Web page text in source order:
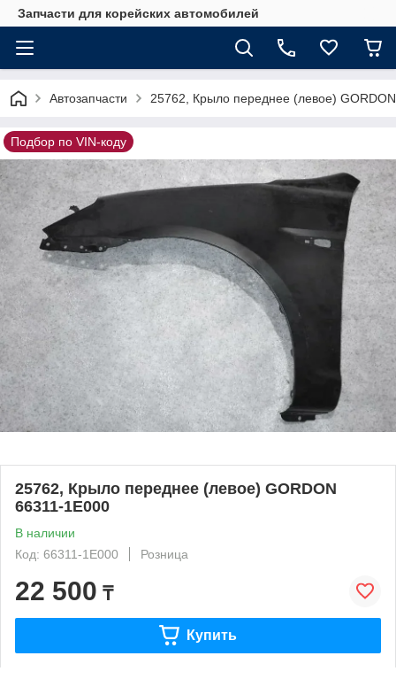
Запчасти для корейских автомобилей
Автозапчасти 25762, Крыло переднее (левое)
Подбор по VIN-коду
25762, Крыло переднее (левое) GORDON
66311-1E000
В наличии
Код: 66311-1E000
Розница
22 500 ₸
Купить